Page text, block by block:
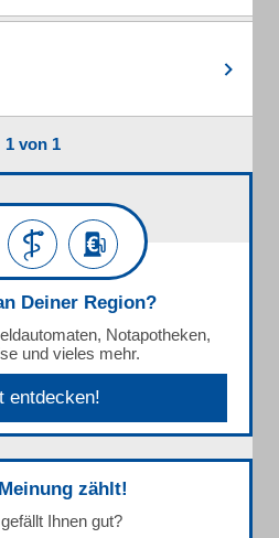
1 von 1
Deiner Region?
Notapotheken,
und vieles mehr.
entdecken!
zählt!
Ihnen gut?